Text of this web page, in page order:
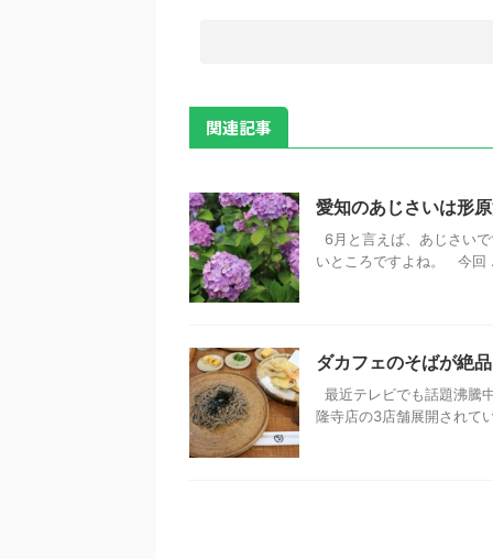
関連記事
愛知のあじさいは形
6月と言えば、あじさい
いところですよね。 今回
ダカフェのそばが絶
最近テレビでも話題沸騰
隆寺店の3店舗展開されて